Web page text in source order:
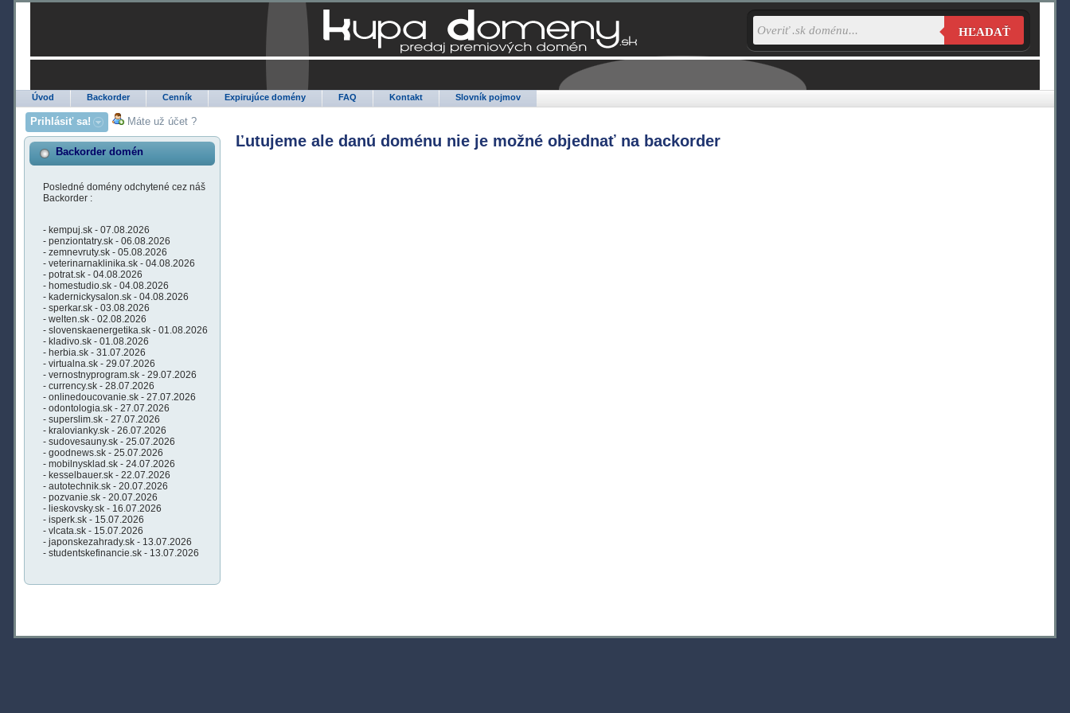
Úvod Backorder Cenník Expirujúce domény FAQ Kontakt Slovník pojmov
HĽADAŤ
Prihlásiť sa! Máte už účet ?
Backorder domén
Posledné domény odchytené cez náš
Backorder :
- kempuj.sk - 07.08.2026
- penziontatry.sk - 06.08.2026
- zemnevruty.sk - 05.08.2026
- veterinarnaklinika.sk - 04.08.2026
- potrat.sk - 04.08.2026
- homestudio.sk - 04.08.2026
- kadernickysalon.sk - 04.08.2026
- sperkar.sk - 03.08.2026
- welten.sk - 02.08.2026
- slovenskaenergetika.sk - 01.08.2026
- kladivo.sk - 01.08.2026
- herbia.sk - 31.07.2026
- virtualna.sk - 29.07.2026
- vernostnyprogram.sk - 29.07.2026
- currency.sk - 28.07.2026
- onlinedoucovanie.sk - 27.07.2026
- odontologia.sk - 27.07.2026
- superslim.sk - 27.07.2026
- kralovianky.sk - 26.07.2026
- sudovesauny.sk - 25.07.2026
- goodnews.sk - 25.07.2026
- mobilnysklad.sk - 24.07.2026
- kesselbauer.sk - 22.07.2026
- autotechnik.sk - 20.07.2026
- pozvanie.sk - 20.07.2026
- lieskovsky.sk - 16.07.2026
- isperk.sk - 15.07.2026
- vlcata.sk - 15.07.2026
- japonskezahrady.sk - 13.07.2026
- studentskefinancie.sk - 13.07.2026
Ľutujeme ale danú doménu nie je možné objednať na backorder